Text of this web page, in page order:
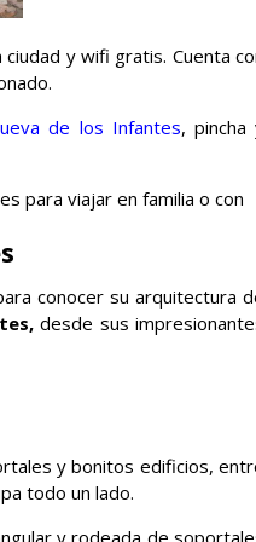
ciudad y wifi gratis. Cuenta
de los Infantes, pincha
para viajar en familia o con
conocer su arquitectura
desde sus
y bonitos edificios,
todo un lado.
y rodeada de